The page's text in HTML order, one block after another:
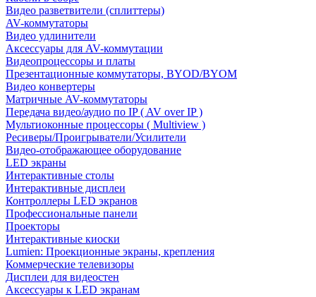
Видео разветвители (сплиттеры)
AV-коммутаторы
Видео удлинители
Аксессуары для AV-коммутации
Видеопроцессоры и платы
Презентационные коммутаторы, BYOD/BYOM
Видео конвертеры
Матричные AV-коммутаторы
Передача видео/аудио по IP ( AV over IP )
Мультиоконные процессоры ( Multiview )
Ресиверы/Проигрыватели/Усилители
Видео-отображающее оборудование
LED экраны
Интерактивные столы
Интерактивные дисплеи
Контроллеры LED экранов
Профессиональные панели
Проекторы
Интерактивные киоски
Lumien: Проекционные экраны, крепления
Коммерческие телевизоры
Дисплеи для видеостен
Аксессуары к LED экранам